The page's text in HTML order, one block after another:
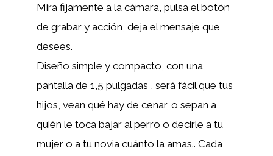
Mira fijamente a la cámara, pulsa el botón
de grabar y acción, deja el mensaje que
desees.
Diseño simple y compacto, con una
pantalla de 1,5 pulgadas , será fácil que tus
hijos, vean qué hay de cenar, o sepan a
quién le toca bajar al perro o decirle a tu
mujer o a tu novia cuánto la amas.. Cada